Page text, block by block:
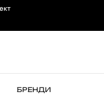
від 2000 грн
БРЕНДИ